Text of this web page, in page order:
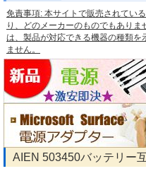
免責事項: 本サイトで販売されてい
り、どのメーカーのものでもあり
は、製品が対応できる機器の種類を
ません。
AIEN 503450バッテリー